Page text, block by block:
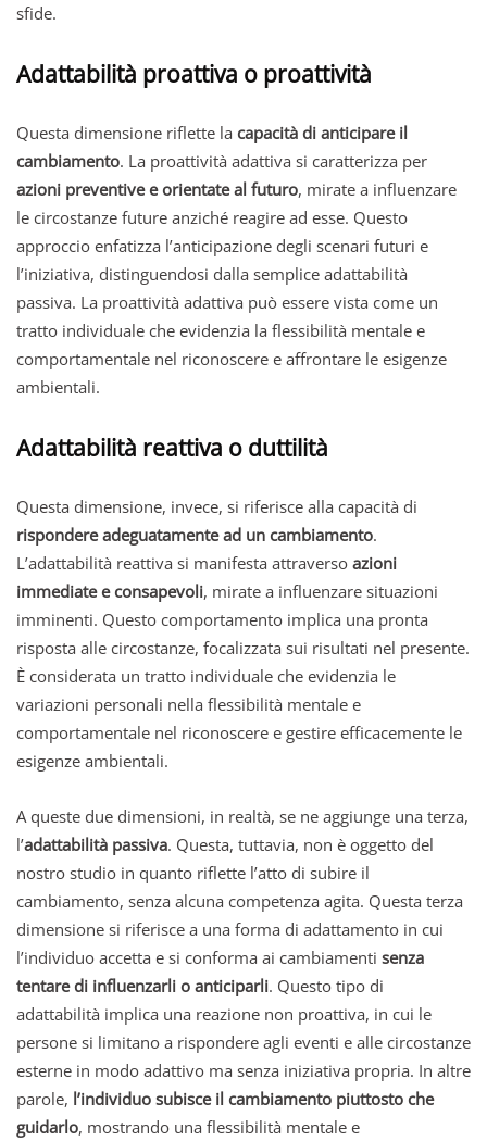
sfide.
Adattabilità proattiva o proattività
Questa dimensione riflette la capacità di anticipare il
cambiamento. La proattività adattiva si caratterizza per
azioni preventive e orientate al futuro, mirate a influenzare
le circostanze future anziché reagire ad esse. Questo
approccio enfatizza l’anticipazione degli scenari futuri e
l’iniziativa, distinguendosi dalla semplice adattabilità
passiva. La proattività adattiva può essere vista come un
tratto individuale che evidenzia la flessibilità mentale e
comportamentale nel riconoscere e affrontare le esigenze
ambientali.
Adattabilità reattiva o duttilità
Questa dimensione, invece, si riferisce alla capacità di
rispondere adeguatamente ad un cambiamento.
L’adattabilità reattiva si manifesta attraverso azioni
immediate e consapevoli, mirate a influenzare situazioni
imminenti. Questo comportamento implica una pronta
risposta alle circostanze, focalizzata sui risultati nel presente.
È considerata un tratto individuale che evidenzia le
variazioni personali nella flessibilità mentale e
comportamentale nel riconoscere e gestire efficacemente le
esigenze ambientali.
A queste due dimensioni, in realtà, se ne aggiunge una terza,
l’adattabilità passiva. Questa, tuttavia, non è oggetto del
nostro studio in quanto riflette l’atto di subire il
cambiamento, senza alcuna competenza agita. Questa terza
dimensione si riferisce a una forma di adattamento in cui
l’individuo accetta e si conforma ai cambiamenti senza
tentare di influenzarli o anticiparli. Questo tipo di
adattabilità implica una reazione non proattiva, in cui le
persone si limitano a rispondere agli eventi e alle circostanze
esterne in modo adattivo ma senza iniziativa propria. In altre
parole, l’individuo subisce il cambiamento piuttosto che
guidarlo, mostrando una flessibilità mentale e